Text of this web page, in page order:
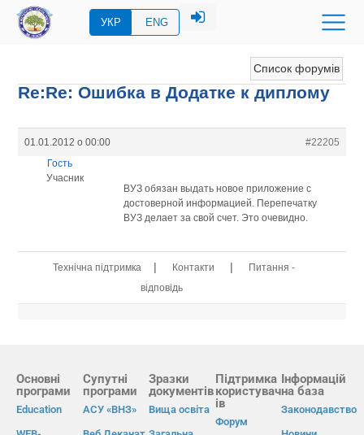
УКР ENG
Список форумів
Re:Re: Ошибка в Додатке к диплому
01.01.2012 о 00:00
#22205
Гость
Учасник
ВУЗ обязан выдать новое приложение с
достоверной информацией. Перепечатку
ВУЗ делает за свой счет. Это очевидно.
Технічна підтримка | Контакти |
Питання -
відповідь
Основні
програми
Education
Супутні
програми
АСУ «ВНЗ»
Зразки
документів
Вища освіта
Підтримка
користувач
ів
Форум
Інформацій
на база
Законодавство